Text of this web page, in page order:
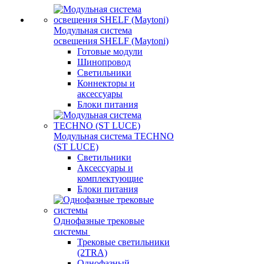
Модульная система
освещения SHELF (Maytoni)
Готовые модули
Шинопровод
Светильники
Коннекторы и
аксессуары
Блоки питания
Модульная система TECHNO
(ST LUCE)
Светильники
Аксессуары и
комплектующие
Блоки питания
Однофазные трековые
системы
Трековые светильники
(2TRA)